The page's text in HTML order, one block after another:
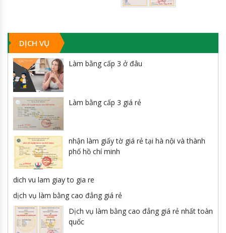
quốc
DỊCH VỤ
Làm bằng cấp 3 ở đâu
Làm bằng cấp 3 giá rẻ
nhận làm giấy tờ giá rẻ tại hà nội và thành
phố hồ chí minh
dich vu lam giay to gia re
dịch vụ làm bằng cao đẳng giá rẻ
Dịch vụ làm bằng cao đẳng giá rẻ nhất toàn
quốc